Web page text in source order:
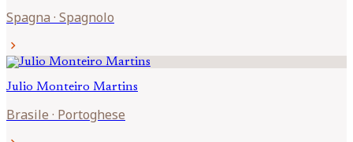
Spagna · Spagnolo
chevron_right
Julio Monteiro Martins
Brasile · Portoghese